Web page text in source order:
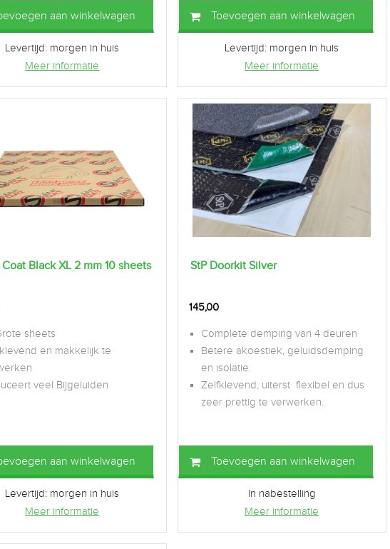
aan winkelwagen
Levertijd: morgen in huis
Meer informatie
Toevoegen aan winkelwagen
Levertijd: morgen in huis
Meer informatie
Black XL 2 mm 10 sheets
sheets
en makkelijk te
veel Bijgeluiden
aan winkelwagen
Levertijd: morgen in huis
Meer informatie
StP Doorkit Silver
145,00
Complete demping van 4 deuren
Betere akoestiek, geluidsdemping
en isolatie.
Zelfklevend, uiterst flexibel en dus
zeer prettig te verwerken.
Toevoegen aan winkelwagen
In nabestelling
Meer informatie